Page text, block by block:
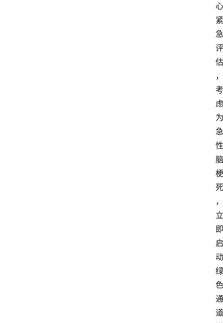
心
紧
急
评
估
，
考
虑
为
急
性
脑
梗
死
，
立
即
启
动
绿
色
通
道